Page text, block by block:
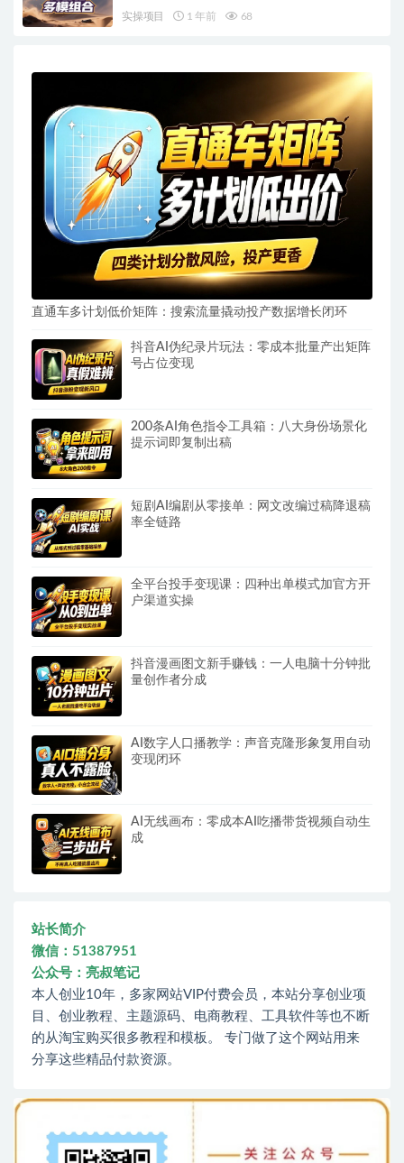
实操项目 1 年前 68
直通车多计划低价矩阵：搜索流量撬动投产数据增长闭环
抖音AI伪纪录片玩法：零成本批量产出矩阵
号占位变现
200条AI角色指令工具箱：八大身份场景化
提示词即复制出稿
短剧AI编剧从零接单：网文改编过稿降退稿
率全链路
全平台投手变现课：四种出单模式加官方开
户渠道实操
抖音漫画图文新手赚钱：一人电脑十分钟批
量创作者分成
AI数字人口播教学：声音克隆形象复用自动
变现闭环
AI无线画布：零成本AI吃播带货视频自动生
成
站长简介
微信：51387951
公众号：亮叔笔记
本人创业10年，多家网站VIP付费会员，本站分享创业项
目、创业教程、主题源码、电商教程、工具软件等也不断
的从淘宝购买很多教程和模板。 专门做了这个网站用来
分享这些精品付款资源。